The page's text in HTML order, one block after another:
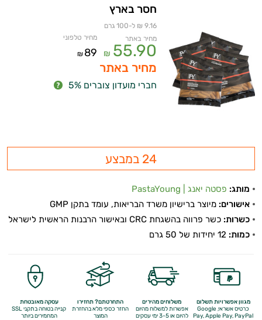
חסר בארץ
9.16 ₪ ל-100 גרם
מחיר באתר
55.90
₪
מחיר טלפוני
89
₪
מחיר באתר
חברי מועדון צוברים 5%
24 במבצע
מותג: פסטה יאנג | PastaYoung
אישורים: מיוצר ברישיון משרד הבריאות, עומד בתקן GMP
כשרות: כשר פרווה בהשגחת CRC ובאישור הרבנות הראשית לישראל
כמות:
מגוון אפשרויות תשלום
כרטיס אשראי, Google
Pay,Apple Pay, PayPal
משלוחים מהירים
אפשרות למשלוח מהיום
להיום או 3-5 ימי עסקים
התחרטתם? תחזירו
החזר כספי מלאבהחזרת
המוצר
עסקה מאובטחת
קנייה בטוחה בתקני SSL
המחמירים ביותר